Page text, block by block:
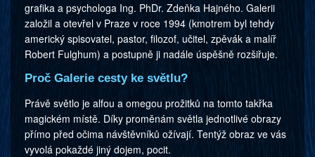
grafika a psychologa Ing. PhDr. Zdeňka Hajného. Galerii
založil a otevřel v Praze v roce 1994 (kmotrem byl tehdy
americký spisovatel, pastor, filozof, učitel, zpěvák a malíř
Robert Fulghum) a postupně ji nadále úspěšně rozšiřuje.
Proč Galerie cesty ke světlu?
Právě světlo je alfou a omegou prožitků na tomto takřka
magickém místě. Díky proměnám světla jednotlivé obrazy
přímo před očima návštěvníků ožívají. Tentýž obraz ve vás
vyvolá pokaždé jiný dojem, pocit.